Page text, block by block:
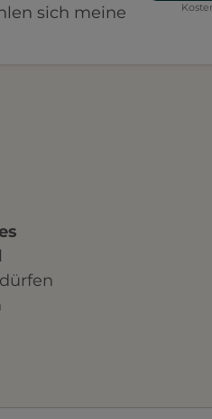
sich meine